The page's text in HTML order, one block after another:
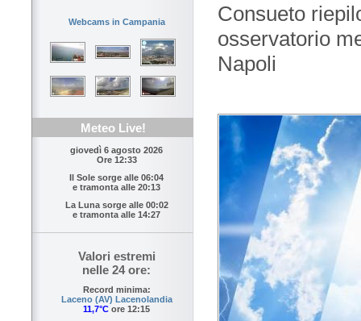
Webcams in Campania
Meteo Live!
giovedì 6 agosto 2026
Ore 12:33
Il Sole sorge alle 06:04
e tramonta alle 20:13
La Luna sorge alle 00:02
e tramonta alle 14:27
Valori estremi
nelle 24 ore:
Record minima:
Laceno (AV) Lacenolandia
11,7°C ore 12:15
Consueto
osservatorio
Napoli